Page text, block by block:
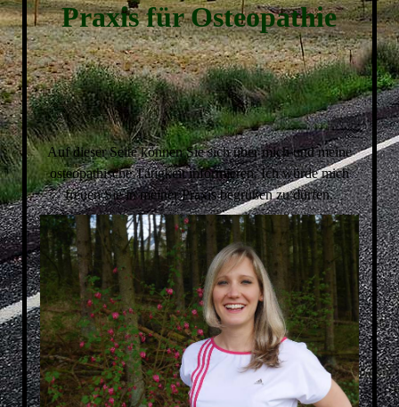
Praxis für Osteopathie
Auf dieser Seite können Sie sich über mich und meine
osteopathische Tätigkeit informieren. Ich würde mich
freuen Sie in meiner Praxis begrüßen zu dürfen.